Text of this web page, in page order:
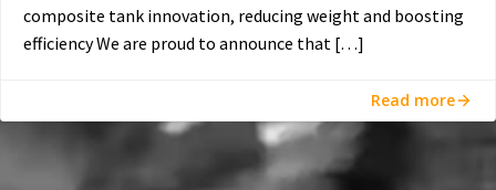
composite tank innovation, reducing weight and boosting
efficiency We are proud to announce that […]
Read more